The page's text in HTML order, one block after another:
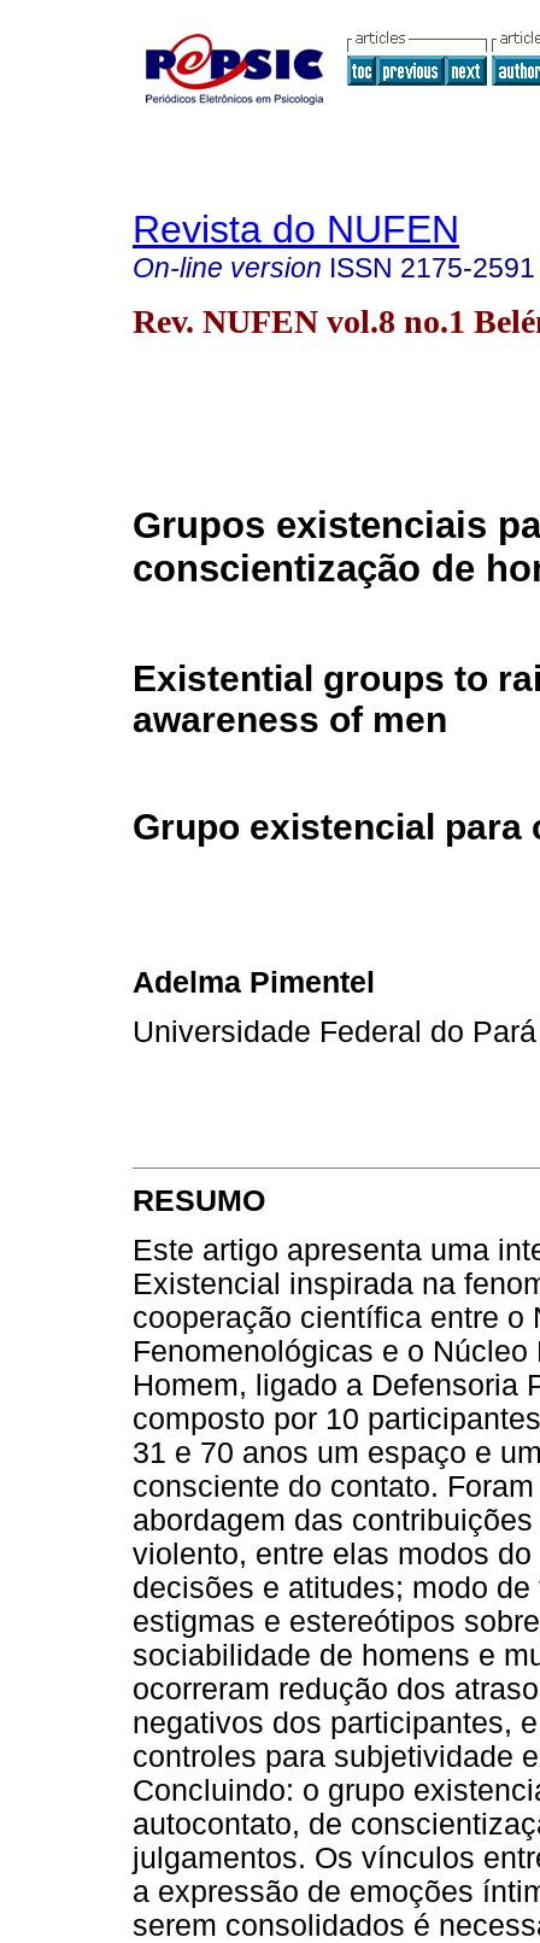
Revista do NUFEN
On-line version ISSN 2175-2591
Rev. NUFEN vol.8 no.1
Grupos existenciais
conscientização de
Existential groups to
awareness of men
Grupo existencial para
Adelma Pimentel
Universidade Federal do Pará
RESUMO
Este artigo apresenta uma
Existencial inspirada na
cooperação científica entre o
Fenomenológicas e o
Homem, ligado a Defensoria
composto por 10
31 e 70 anos um espaço e
consciente do contato.
abordagem das
violento, entre elas modos
decisões e atitudes; modo
estigmas e estereótipos
sociabilidade de homens e
ocorreram redução dos
negativos dos participantes,
controles para subjetividade
Concluindo: o grupo
autocontato, de
julgamentos. Os vínculos
a expressão de emoções
serem consolidados é